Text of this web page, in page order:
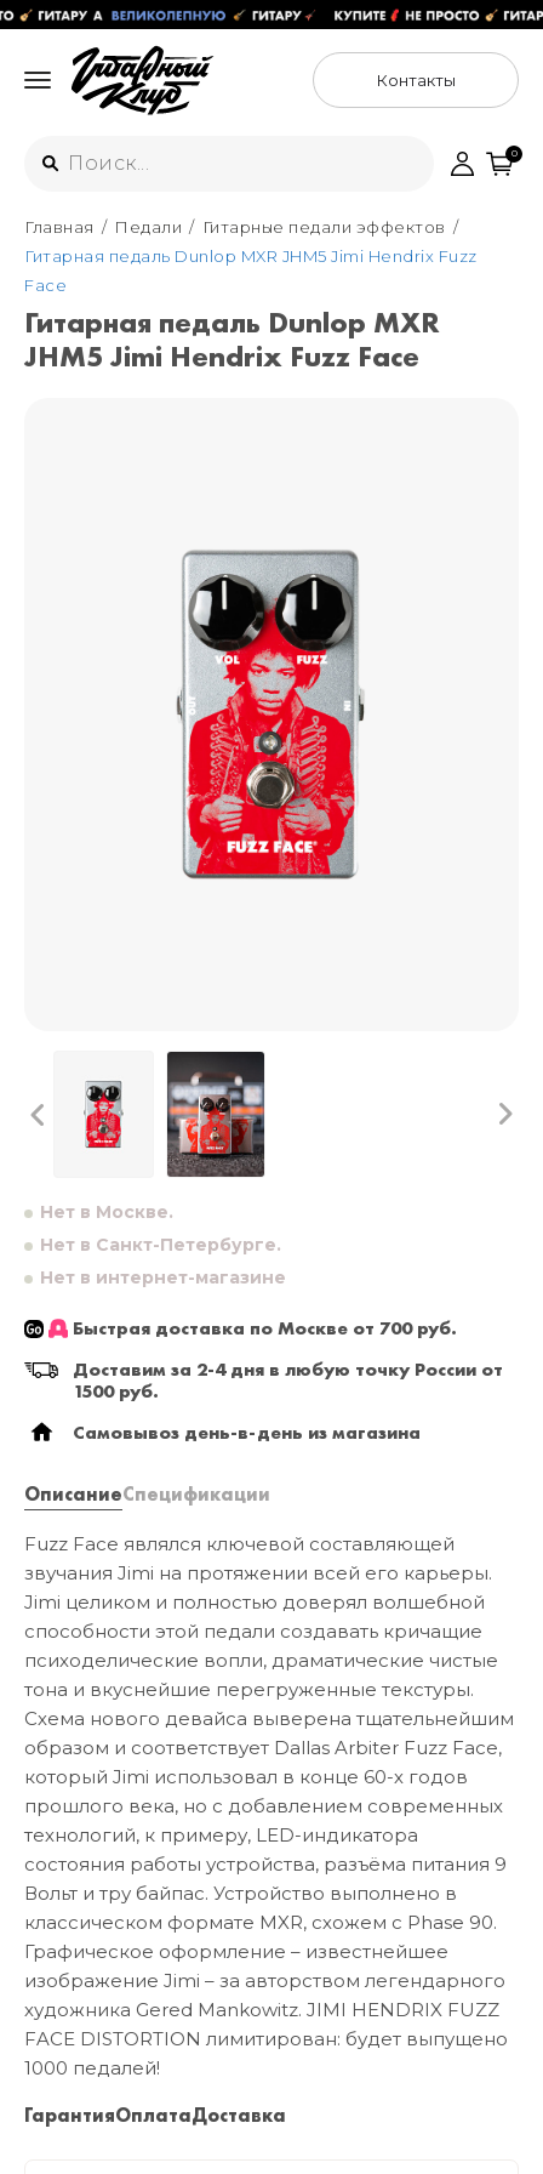
Контакты
Интернет-магазин
+7 (925) 125-54-44
+7 (925) 176-55-65
ул. Большая Новодмитровская 36с15,
Санкт-Петербург
0
Главная Педали
Гитарные педали эффектов
Гитарная педаль Dunlop MXR JHM5 Jimi Hendrix Fuzz
Face
Гитарная педаль Dunlop MXR
JHM5 Jimi Hendrix Fuzz Face
Нет в Москве.
Нет в Санкт-Петербурге.
Нет в интернет-магазине
Быстрая доставка по Москве от 700 руб.
Доставим за 2-4 дня в любую точку России от
1500 руб.
Самовывоз день-в-день из магазина
ОписаниеСпецификации
Fuzz Face являлся ключевой составляющей
звучания Jimi на протяжении всей его карьеры.
Jimi целиком и полностью доверял волшебной
способности этой педали создавать кричащие
психоделические вопли, драматические чистые
тона и вкуснейшие перегруженные текстуры.
Схема нового девайса выверена тщательнейшим
образом и соответствует Dallas Arbiter Fuzz Face,
который Jimi использовал в конце 60-х годов
прошлого века, но с добавлением современных
технологий, к примеру, LED-индикатора
состояния работы устройства, разъёма питания 9
Вольт и тру байпас. Устройство выполнено в
классическом формате MXR, схожем с Phase 90.
Графическое оформление – известнейшее
изображение Jimi – за авторством легендарного
художника Gered Mankowitz. JIMI HENDRIX FUZZ
FACE DISTORTION лимитирован: будет выпущено
1000 педалей!
ГарантияОплатаДоставка